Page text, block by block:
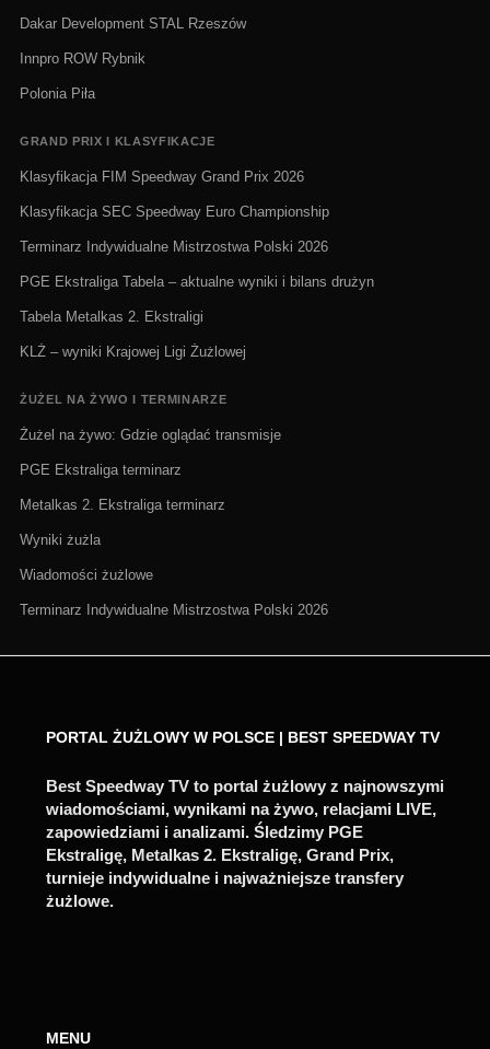
Dakar Development STAL Rzeszów
Innpro ROW Rybnik
Polonia Piła
GRAND PRIX I KLASYFIKACJE
Klasyfikacja FIM Speedway Grand Prix 2026
Klasyfikacja SEC Speedway Euro Championship
Terminarz Indywidualne Mistrzostwa Polski 2026
PGE Ekstraliga Tabela – aktualne wyniki i bilans drużyn
Tabela Metalkas 2. Ekstraligi
KLŻ – wyniki Krajowej Ligi Żużlowej
ŻUŻEL NA ŻYWO I TERMINARZE
Żużel na żywo: Gdzie oglądać transmisje
PGE Ekstraliga terminarz
Metalkas 2. Ekstraliga terminarz
Wyniki żużla
Wiadomości żużlowe
Terminarz Indywidualne Mistrzostwa Polski 2026
PORTAL ŻUŻLOWY W POLSCE | BEST SPEEDWAY TV
Best Speedway TV to portal żużlowy z najnowszymi
wiadomościami, wynikami na żywo, relacjami LIVE,
zapowiedziami i analizami. Śledzimy PGE
Ekstraligę, Metalkas 2. Ekstraligę, Grand Prix,
turnieje indywidualne i najważniejsze transfery
żużlowe.
MENU